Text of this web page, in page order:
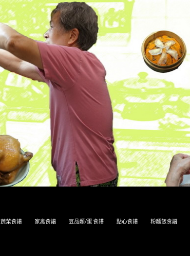
蔬菜食譜 家禽食譜 豆品類/蛋 食譜 點心食譜 粉麵飯食譜